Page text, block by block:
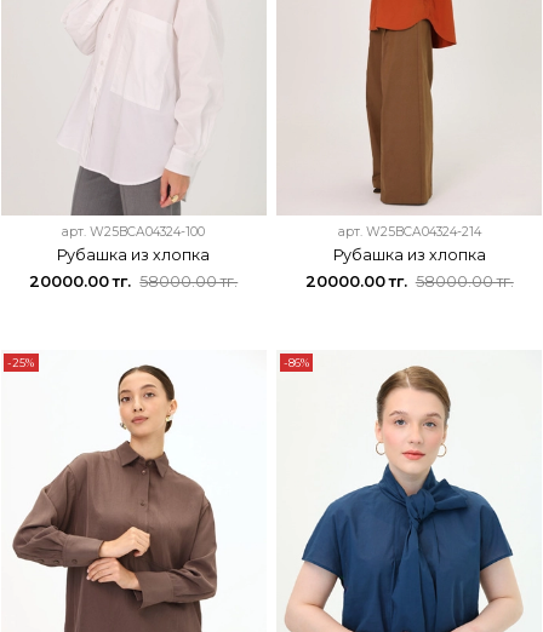
арт.W25BCA04324-100
Рубашка из хлопка
20000.00 тг. 58000.00 тг.
арт. W25BCA04324-214
Рубашка из хлопка
20000.00 тг. 58000.00 тг.
-25% -86%